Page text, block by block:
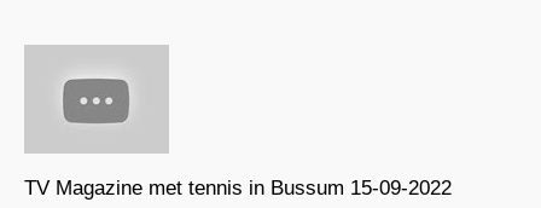
TV Magazine met tennis in Bussum 15-09-2022